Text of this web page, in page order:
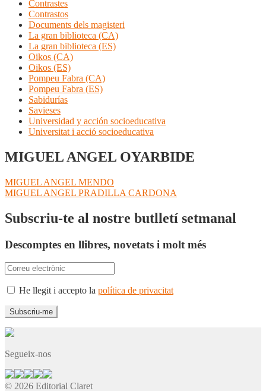
Contrastes
Contrastos
Documents dels magisteri
La gran biblioteca (CA)
La gran biblioteca (ES)
Oikos (CA)
Oikos (ES)
Pompeu Fabra (CA)
Pompeu Fabra (ES)
Sabidurías
Savieses
Universidad y acción socioeducativa
Universitat i acció socioeducativa
MIGUEL ANGEL OYARBIDE
Navegació
d'entrades
Entrada
anterior:
MIGUEL ANGEL MENDO
Pròxima
MIGUEL ANGEL PRADILLA CARDONA
Subscriu-te al nostre butlletí setmanal
Descomptes en llibres, novetats i molt més
He llegit i accepto la política de privacitat
Segueix-nos
© 2026 Editorial Claret